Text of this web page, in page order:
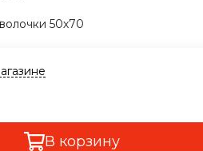
50х70
В корзину